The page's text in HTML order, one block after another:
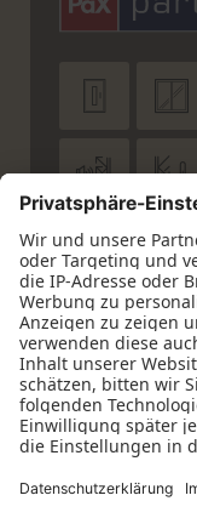

 
 